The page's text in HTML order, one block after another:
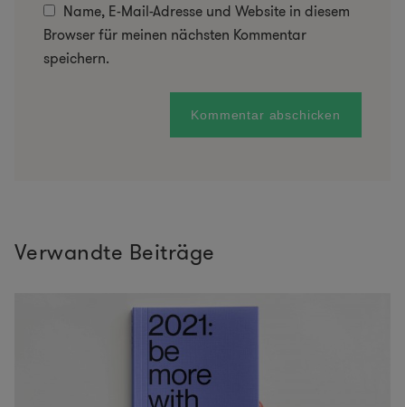
Name, E-Mail-Adresse und Website in diesem
Browser für meinen nächsten Kommentar
speichern.
Verwandte Beiträge